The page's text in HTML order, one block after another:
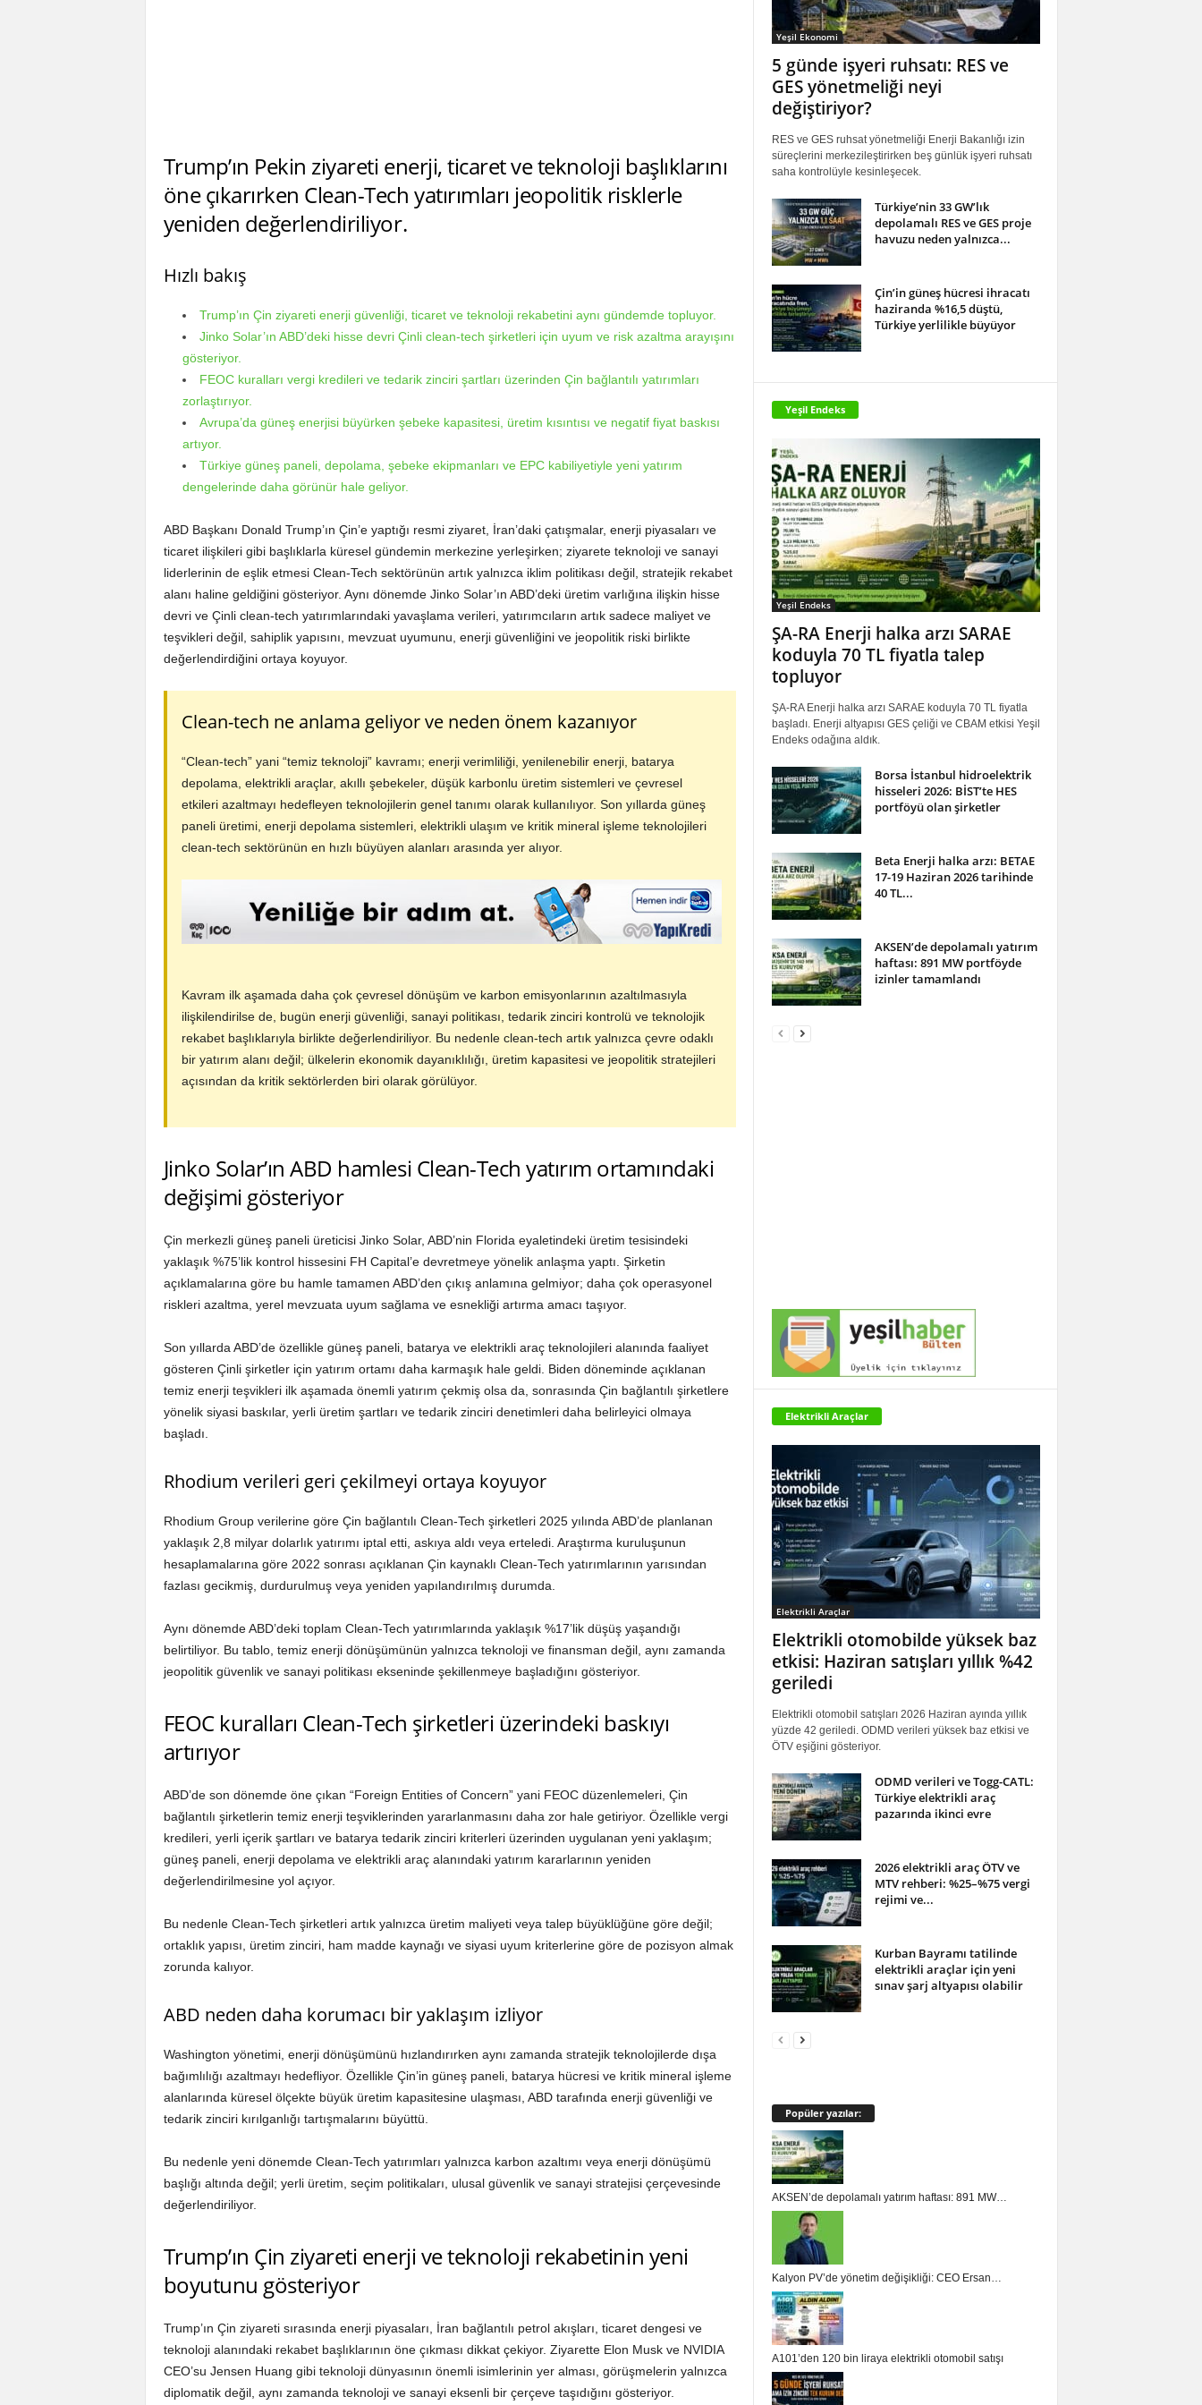
Trump’ın Pekin ziyareti enerji, ticaret ve teknoloji başlıklarını
öne çıkarırken Clean-Tech yatırımları jeopolitik risklerle
yeniden değerlendiriliyor.
Hızlı bakış
Trump’ın Çin ziyareti enerji güvenliği, ticaret ve teknoloji rekabetini aynı gündemde topluyor.
Jinko Solar’ın ABD’deki hisse devri Çinli clean-tech şirketleri için uyum ve risk azaltma arayışını
gösteriyor.
FEOC kuralları vergi kredileri ve tedarik zinciri şartları üzerinden Çin bağlantılı yatırımları
zorlaştırıyor.
Avrupa’da güneş enerjisi büyürken şebeke kapasitesi, üretim kısıntısı ve negatif fiyat baskısı
artıyor.
Türkiye güneş paneli, depolama, şebeke ekipmanları ve EPC kabiliyetiyle yeni yatırım
dengelerinde daha görünür hale geliyor.
ABD Başkanı Donald Trump’ın Çin’e yaptığı resmi ziyaret, İran’daki çatışmalar, enerji piyasaları ve
ticaret ilişkileri gibi başlıklarla küresel gündemin merkezine yerleşirken; ziyarete teknoloji ve sanayi
liderlerinin de eşlik etmesi Clean-Tech sektörünün artık yalnızca iklim politikası değil, stratejik rekabet
alanı haline geldiğini gösteriyor. Aynı dönemde Jinko Solar’ın ABD’deki üretim varlığına ilişkin hisse
devri ve Çinli clean-tech yatırımlarındaki yavaşlama verileri, yatırımcıların artık sadece maliyet ve
teşvikleri değil, sahiplik yapısını, mevzuat uyumunu, enerji güvenliğini ve jeopolitik riski birlikte
değerlendirdiğini ortaya koyuyor.
Clean-tech ne anlama geliyor ve neden önem kazanıyor
“Clean-tech” yani “temiz teknoloji” kavramı; enerji verimliliği, yenilenebilir enerji, batarya
depolama, elektrikli araçlar, akıllı şebekeler, düşük karbonlu üretim sistemleri ve çevresel
etkileri azaltmayı hedefleyen teknolojilerin genel tanımı olarak kullanılıyor. Son yıllarda güneş
paneli üretimi, enerji depolama sistemleri, elektrikli ulaşım ve kritik mineral işleme teknolojileri
clean-tech sektörünün en hızlı büyüyen alanları arasında yer alıyor.
Kavram ilk aşamada daha çok çevresel dönüşüm ve karbon emisyonlarının azaltılmasıyla
ilişkilendirilse de, bugün enerji güvenliği, sanayi politikası, tedarik zinciri kontrolü ve teknolojik
rekabet başlıklarıyla birlikte değerlendiriliyor. Bu nedenle clean-tech artık yalnızca çevre odaklı
bir yatırım alanı değil; ülkelerin ekonomik dayanıklılığı, üretim kapasitesi ve jeopolitik stratejileri
açısından da kritik sektörlerden biri olarak görülüyor.
Jinko Solar’ın ABD hamlesi Clean-Tech yatırım ortamındaki
değişimi gösteriyor
Çin merkezli güneş paneli üreticisi Jinko Solar, ABD’nin Florida eyaletindeki üretim tesisindeki
yaklaşık %75’lik kontrol hissesini FH Capital’e devretmeye yönelik anlaşma yaptı. Şirketin
açıklamalarına göre bu hamle tamamen ABD’den çıkış anlamına gelmiyor; daha çok operasyonel
riskleri azaltma, yerel mevzuata uyum sağlama ve esnekliği artırma amacı taşıyor.
Son yıllarda ABD’de özellikle güneş paneli, batarya ve elektrikli araç teknolojileri alanında faaliyet
gösteren Çinli şirketler için yatırım ortamı daha karmaşık hale geldi. Biden döneminde açıklanan
temiz enerji teşvikleri ilk aşamada önemli yatırım çekmiş olsa da, sonrasında Çin bağlantılı şirketlere
yönelik siyasi baskılar, yerli üretim şartları ve tedarik zinciri denetimleri daha belirleyici olmaya
başladı.
Rhodium verileri geri çekilmeyi ortaya koyuyor
Rhodium Group verilerine göre Çin bağlantılı Clean-Tech şirketleri 2025 yılında ABD’de planlanan
yaklaşık 2,8 milyar dolarlık yatırımı iptal etti, askıya aldı veya erteledi. Araştırma kuruluşunun
hesaplamalarına göre 2022 sonrası açıklanan Çin kaynaklı Clean-Tech yatırımlarının yarısından
fazlası gecikmiş, durdurulmuş veya yeniden yapılandırılmış durumda.
Aynı dönemde ABD’deki toplam Clean-Tech yatırımlarında yaklaşık %17’lik düşüş yaşandığı
belirtiliyor. Bu tablo, temiz enerji dönüşümünün yalnızca teknoloji ve finansman değil, aynı zamanda
jeopolitik güvenlik ve sanayi politikası ekseninde şekillenmeye başladığını gösteriyor.
FEOC kuralları Clean-Tech şirketleri üzerindeki baskıyı
artırıyor
ABD’de son dönemde öne çıkan “Foreign Entities of Concern” yani FEOC düzenlemeleri, Çin
bağlantılı şirketlerin temiz enerji teşviklerinden yararlanmasını daha zor hale getiriyor. Özellikle vergi
kredileri, yerli içerik şartları ve batarya tedarik zinciri kriterleri üzerinden uygulanan yeni yaklaşım;
güneş paneli, enerji depolama ve elektrikli araç alanındaki yatırım kararlarının yeniden
değerlendirilmesine yol açıyor.
Bu nedenle Clean-Tech şirketleri artık yalnızca üretim maliyeti veya talep büyüklüğüne göre değil;
ortaklık yapısı, üretim zinciri, ham madde kaynağı ve siyasi uyum kriterlerine göre de pozisyon almak
zorunda kalıyor.
ABD neden daha korumacı bir yaklaşım izliyor
Washington yönetimi, enerji dönüşümünü hızlandırırken aynı zamanda stratejik teknolojilerde dışa
bağımlılığı azaltmayı hedefliyor. Özellikle Çin’in güneş paneli, batarya hücresi ve kritik mineral işleme
alanlarında küresel ölçekte büyük üretim kapasitesine ulaşması, ABD tarafında enerji güvenliği ve
tedarik zinciri kırılganlığı tartışmalarını büyüttü.
Bu nedenle yeni dönemde Clean-Tech yatırımları yalnızca karbon azaltımı veya enerji dönüşümü
başlığı altında değil; yerli üretim, seçim politikaları, ulusal güvenlik ve sanayi stratejisi çerçevesinde
değerlendiriliyor.
Trump’ın Çin ziyareti enerji ve teknoloji rekabetinin yeni
boyutunu gösteriyor
Trump’ın Çin ziyareti sırasında enerji piyasaları, İran bağlantılı petrol akışları, ticaret dengesi ve
teknoloji alanındaki rekabet başlıklarının öne çıkması dikkat çekiyor. Ziyarette Elon Musk ve NVIDIA
CEO’su Jensen Huang gibi teknoloji dünyasının önemli isimlerinin yer alması, görüşmelerin yalnızca
diplomatik değil, aynı zamanda teknoloji ve sanayi eksenli bir çerçeve taşıdığını gösteriyor.
Yeşil Ekonomi
5 günde işyeri ruhsatı: RES ve
GES yönetmeliği neyi
değiştiriyor?
RES ve GES ruhsat yönetmeliği Enerji Bakanlığı izin
süreçlerini merkezileştirirken beş günlük işyeri ruhsatı
saha kontrolüyle kesinleşecek.
Türkiye’nin 33 GW’lık
depolamalı RES ve GES proje
havuzu neden yalnızca...
Çin’in güneş hücresi ihracatı
haziranda %16,5 düştü,
Türkiye yerlilikle büyüyor
Yeşil Endeks
Yeşil Endeks
ŞA-RA Enerji halka arzı SARAE
koduyla 70 TL fiyatla talep
topluyor
ŞA-RA Enerji halka arzı SARAE koduyla 70 TL fiyatla
başladı. Enerji altyapısı GES çeliği ve CBAM etkisi Yeşil
Endeks odağına aldık.
Borsa İstanbul hidroelektrik
hisseleri 2026: BİST’te HES
portföyü olan şirketler
Beta Enerji halka arzı: BETAE
17-19 Haziran 2026 tarihinde
40 TL...
AKSEN’de depolamalı yatırım
haftası: 891 MW portföyde
izinler tamamlandı
Elektrikli Araçlar
Elektrikli Araçlar
Elektrikli otomobilde yüksek baz
etkisi: Haziran satışları yıllık %42
geriledi
Elektrikli otomobil satışları 2026 Haziran ayında yıllık
yüzde 42 geriledi. ODMD verileri yüksek baz etkisi ve
ÖTV eşiğini gösteriyor.
ODMD verileri ve Togg-CATL:
Türkiye elektrikli araç
pazarında ikinci evre
2026 elektrikli araç ÖTV ve
MTV rehberi: %25–%75 vergi
rejimi ve...
Kurban Bayramı tatilinde
elektrikli araçlar için yeni
sınav şarj altyapısı olabilir
Popüler yazılar:
AKSEN’de depolamalı yatırım haftası: 891 MW…
Kalyon PV’de yönetim değişikliği: CEO Ersan…
A101’den 120 bin liraya elektrikli otomobil satışı